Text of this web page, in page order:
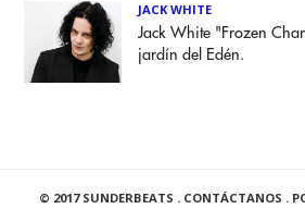
JACK WHITE
Jack White "Frozen
jardín del Edén.
© 2017 SUNDERBEATS . CONTÁCTANOS .